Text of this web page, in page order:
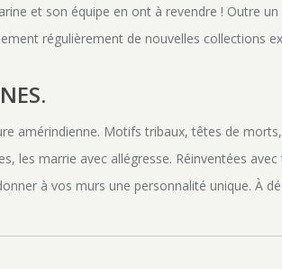
et son équipe en ont à revendre ! Outre
régulièrement de nouvelles collections
amérindienne. Motifs tribaux, têtes de
les marrie avec allégresse. Réinventées
à vos murs une personnalité unique. À